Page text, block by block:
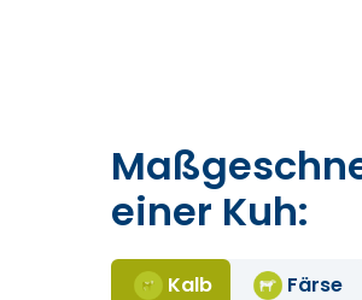
einer Kuh:
Kalb Färse